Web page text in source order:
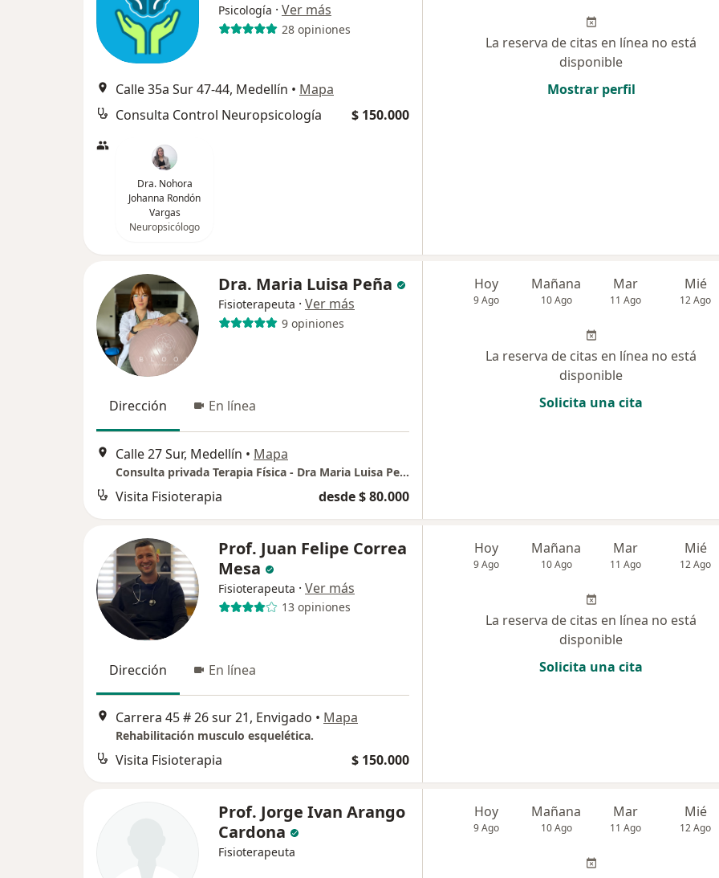
Psicología · Ver más
28 opiniones
Calle 35a Sur 47-44, Medellín • Mapa
Consulta Control Neuropsicología
$ 150.000
Dra. Nohora
Johanna Rondón
Vargas
Neuropsicólogo
La reserva de citas en línea no está
disponible
Mostrar perfil
Dra. Maria Luisa Peña
Fisioterapeuta · Ver más
9 opiniones
Dirección En línea
Calle 27 Sur, Medellín • Mapa
Consulta privada Terapia Física - Dra Maria Luisa Peña
Visita Fisioterapia desde $ 80.000
Hoy
9 Ago
Mañana
10 Ago
Mar
11 Ago
Mié
12 Ago
La reserva de citas en línea no está
disponible
Solicita una cita
Prof. Juan Felipe Correa
Mesa
Fisioterapeuta · Ver más
13 opiniones
Dirección En línea
Carrera 45 # 26 sur 21, Envigado • Mapa
Rehabilitación musculo esquelética.
Visita Fisioterapia $ 150.000
Hoy
9 Ago
Mañana
10 Ago
Mar
11 Ago
Mié
12 Ago
La reserva de citas en línea no está
disponible
Solicita una cita
Prof. Jorge Ivan Arango
Cardona
Fisioterapeuta
Hoy
9 Ago
Mañana
10 Ago
Mar
11 Ago
Mié
12 Ago